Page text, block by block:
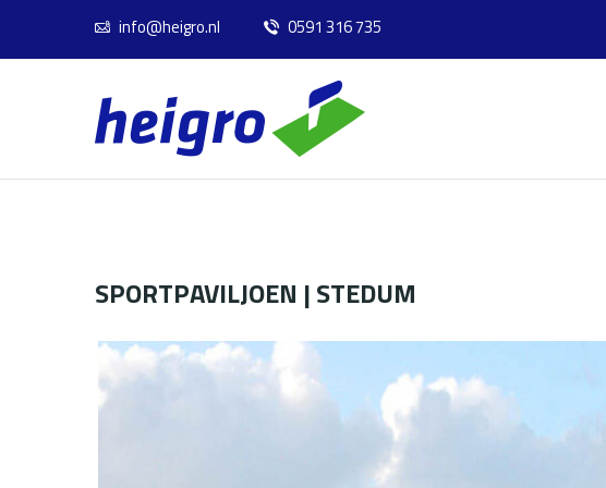
info@heigro.nl 0591 316 735
SPORTPAVILJOEN | STEDUM